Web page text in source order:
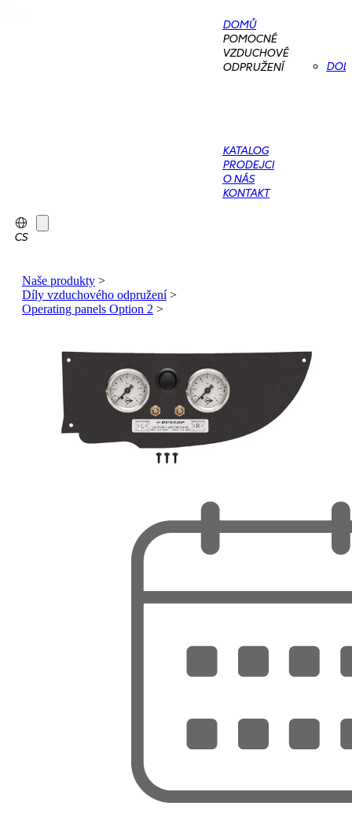
DOMŮ
POMOCNÉ
VZDUCHOVÉ
ODPRUŽENÍ
KATALOG
PRODEJCI
O NÁS
KONTAKT
CS
Naše produkty >
Díly vzduchového odpružení>
Operating panels Option 2 >